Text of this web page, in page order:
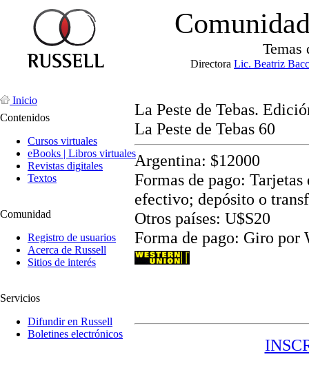
Temas
Directora Lic. Beatriz
Inicio
Contenidos
Cursos virtuales
eBooks | Libros virtuales
Revistas digitales
Textos
Comunidad
Registro de usuarios
Acerca de Russell
Sitios de interés
Servicios
Difundir en Russell
Boletines electrónicos
La Peste de Tebas.
La Peste de Tebas 60
Argentina: $12000
Formas de pago:
efectivo; depósito o
Otros países: U$S20
Forma de pago: Giro por